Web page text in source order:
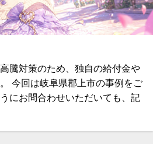
騰対策のため、独自の給付金や
今回は岐阜県郡上市の事例をご
にお問合わせいただいても、記